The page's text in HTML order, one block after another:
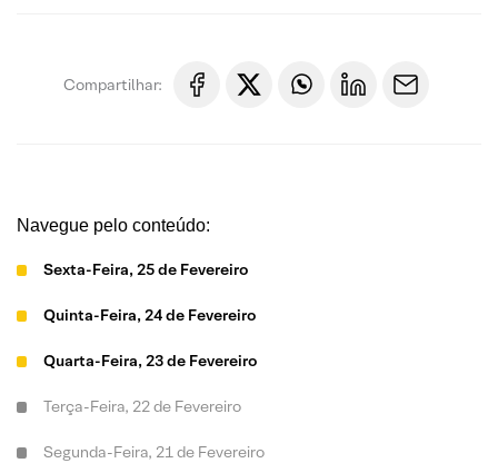
Compartilhar:
Navegue pelo conteúdo:
Sexta-Feira, 25 de Fevereiro
Quinta-Feira, 24 de Fevereiro
Quarta-Feira, 23 de Fevereiro
Terça-Feira, 22 de Fevereiro
Segunda-Feira, 21 de Fevereiro